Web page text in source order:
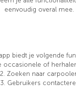
eenvoudig overal mee.
biedt je volgende
occasionele of
2. Zoeken naar
3. Gebruikers